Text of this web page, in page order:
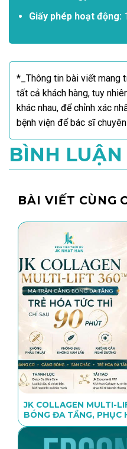
Giấy phép hoạt động:
*_Thông tin bài viết mang
tất cả khách hàng, tuy
khác nhau, để chỉnh xác
bệnh viện để bác sĩ
BÌNH LUẬN
BÀI VIẾT CÙNG
JK COLLAGEN MULTI-
BÓNG ĐA TẦNG, PHỤC